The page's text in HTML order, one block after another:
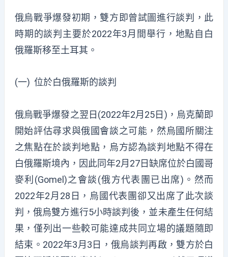
俄烏戰爭爆發初期，雙方即曾試圖進行談判，此
時期的談判主要於2022年3月間舉行，地點自白
俄羅斯移至土耳其。
(一) 位於白俄羅斯的談判
俄烏戰爭爆發之翌日(2022年2月25日)，烏克蘭即
開始評估尋求與俄國會談之可能，然烏國所關注
之焦點在於談判地點，烏方認為談判地點不得在
白俄羅斯境內，因此同年2月27日缺席位於白國哥
麥利(Gomel)之會談(俄方代表團已出席)。然而
2022年2月28日，烏國代表團卻又出席了此次談
判，俄烏雙方進行5小時談判後，並未產生任何結
果，僅列出一些較可能達成共同立場的議題隨即
結束。2022年3月3日，俄烏談判再啟，雙方於白